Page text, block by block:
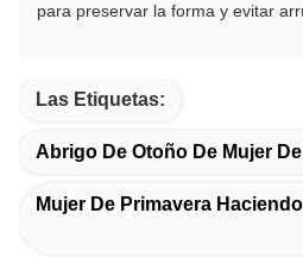
para preservar la forma y evitar
Las Etiquetas:
Abrigo De Otoño De Mujer
Mujer De Primavera